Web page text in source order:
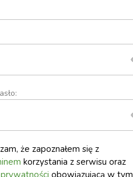
że zapoznałem się z
korzystania z serwisu oraz